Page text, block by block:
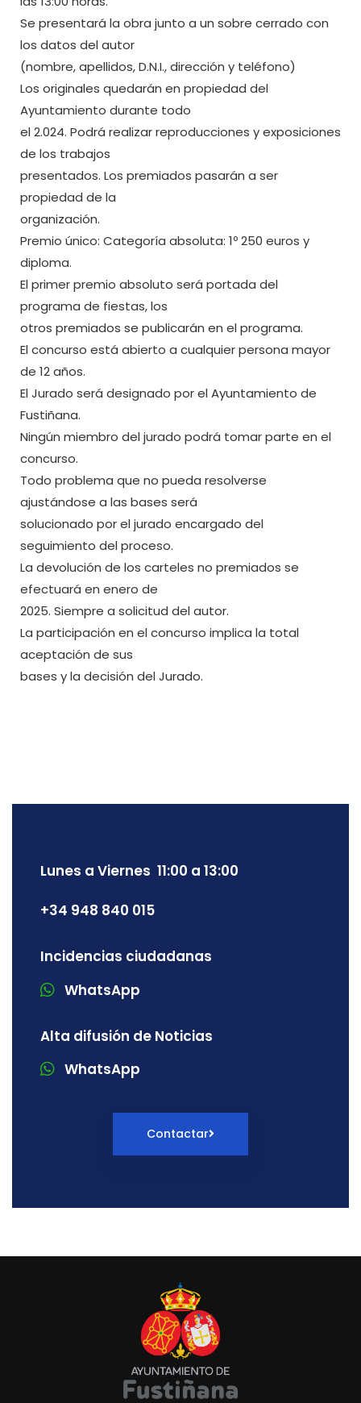
Se presentará la obra junto a un sobre cerrado con
los datos del autor
(nombre, apellidos, D.N.I., dirección y teléfono)
Los originales quedarán en propiedad del
Ayuntamiento durante todo
el 2.024. Podrá realizar reproducciones y exposiciones
de los trabajos
presentados. Los premiados pasarán a ser
propiedad de la
organización.
Premio único: Categoría absoluta: 1º 250 euros y
diploma.
El primer premio absoluto será portada del
programa de fiestas, los
otros premiados se publicarán en el programa.
El concurso está abierto a cualquier persona mayor
de 12 años.
El Jurado será designado por el Ayuntamiento de
Fustiñana.
Ningún miembro del jurado podrá tomar parte en el
concurso.
Todo problema que no pueda resolverse
ajustándose a las bases será
solucionado por el jurado encargado del
seguimiento del proceso.
La devolución de los carteles no premiados se
efectuará en enero de
2025. Siempre a solicitud del autor.
La participación en el concurso implica la total
aceptación de sus
bases y la decisión del Jurado.
Lunes a Viernes 11:00 a 13:00
+34 948 840 015
Incidencias ciudadanas
WhatsApp
Alta difusión de Noticias
WhatsApp
Contactar